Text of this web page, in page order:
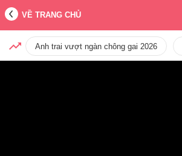
VỀ TRANG CHỦ
Anh trai vượt ngàn chông gai 2026